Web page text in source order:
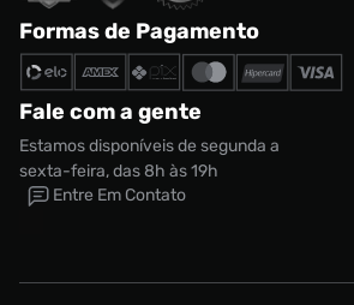
Formas de Pagamento
Fale com a gente
Estamos disponíveis de segunda a
sexta-feira, das 8h às 19h
Entre Em Contato